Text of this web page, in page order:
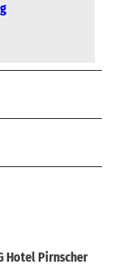
Hotel Pirnscher